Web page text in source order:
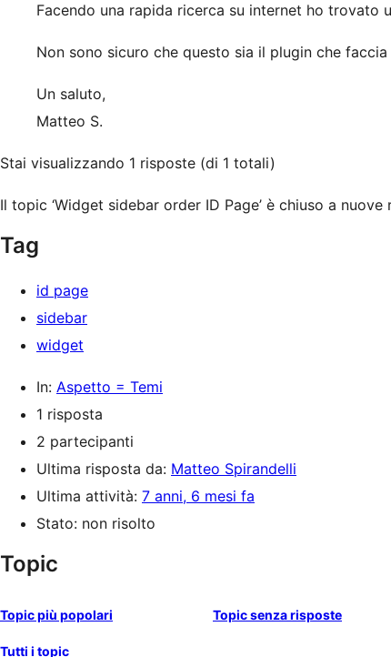
Facendo una rapida ricerca su internet ho
Non sono sicuro che questo sia il plugin che
Un saluto,
Matteo S.
Stai visualizzando 1 risposte (di 1 totali)
Il topic ‘Widget sidebar order ID Page’ è chiuso a nuove
Tag
id page
sidebar
widget
In: Aspetto = Temi
1 risposta
2 partecipanti
Ultima risposta da: Matteo Spirandelli
Ultima attività: 7 anni, 6 mesi fa
Stato: non risolto
Topic
Topic più popolari Topic senza risposte
Tutti i topic